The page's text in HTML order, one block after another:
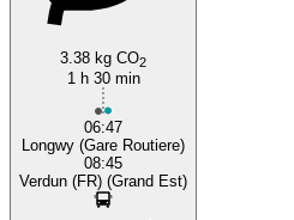
3.38 kg CO2
1 h 30 min
06:47
Longwy (Gare Routiere)
08:45
Verdun (FR) (Grand Est)